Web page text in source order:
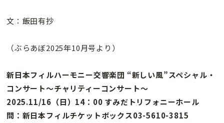
文：飯田有抄
（ぶらあぼ2025年10月号より）
新日本フィルハーモニー交響楽団 “新しい風”スペシャル・
コンサート～チャリティーコンサート～
2025.11/16（日）14：00 すみだトリフォニーホール
問：新日本フィルチケットボックス03-5610-3815